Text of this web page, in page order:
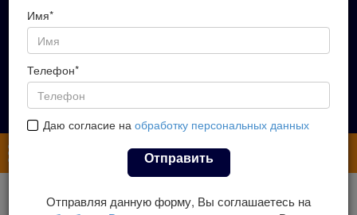
Запись на замер
Главная Каталог
Кондиционеры
Имя*
Телефон*
Даю согласие на обработку персональных данных
Отправить
Отправляя данную форму, Вы соглашаетесь на